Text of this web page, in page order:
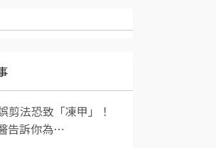
剪法恐致「凍甲」！
告訴你為⋯